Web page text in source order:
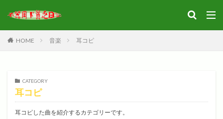
HOME 音楽 耳コピ
CATEGORY
耳コピ
耳コピした曲を紹介するカテゴリーです。